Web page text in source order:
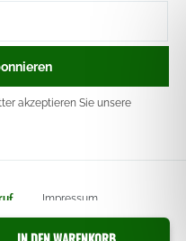
akzeptieren Sie unsere
Impressum
KG. Alle Rechte Vorbehalten.